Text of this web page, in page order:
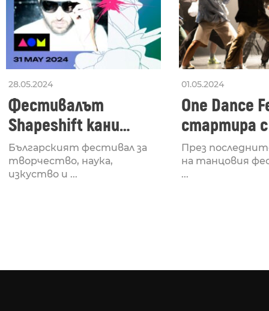
28.05.2024
Фестивалът
Shapeshift кани
Fabrizio Mammarella
за откриването си
Българският фестивал за
творчество, наука,
изкуство и ...
01.05.2024
One Dance
стартира
Lucid,
рейв
През
на танцовия
...